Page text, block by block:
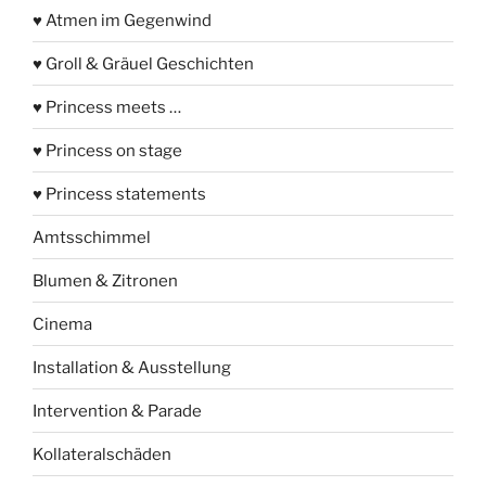
♥ Atmen im Gegenwind
♥ Groll & Gräuel Geschichten
♥ Princess meets …
♥ Princess on stage
♥ Princess statements
Amtsschimmel
Blumen & Zitronen
Cinema
Installation & Ausstellung
Intervention & Parade
Kollateralschäden